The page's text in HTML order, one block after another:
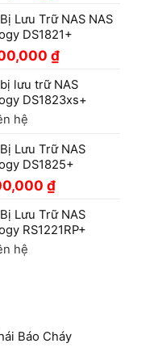
Lưu Trữ NAS NAS
DS1821+
₫
lưu trữ NAS
DS1823xs+
hệ
Lưu Trữ NAS
DS1825+
₫
Lưu Trữ NAS
RS1221RP+
hệ
Báo Cháy